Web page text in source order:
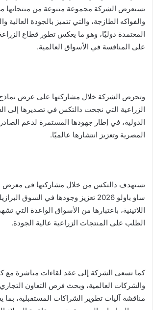
تستعرض الشركة مجموعة متنوعة من منتجاتها
والفواكه الطازجة، والتي تتميز بالجودة العالية
المعتمدة دوليًا، وهو ما يعكس تطور قطاع
على المنافسة في الأسواق العالمية.
وتحرص الشركة خلال مشاركتها على عرض نماذج
الزراعية التي نجحت دالتكس في تصديرها إلى
الدولية، في إطار جهودها المستمرة لدعم
المصرية وتعزيز انتشارها عالميًا.
ساو باولو 2026 تعزيز وجودها في السوق
اللاتينية، باعتبارها من الأسواق الواعدة التي
الطلب على المنتجات الزراعية عالية الجودة.
كما تسعى الشركة إلى عقد لقاءات مباشرة مع
والشركات العالمية، وبحث فرص التعاون
مناقشة آليات تطوير الشراكات المستقبلية، بما